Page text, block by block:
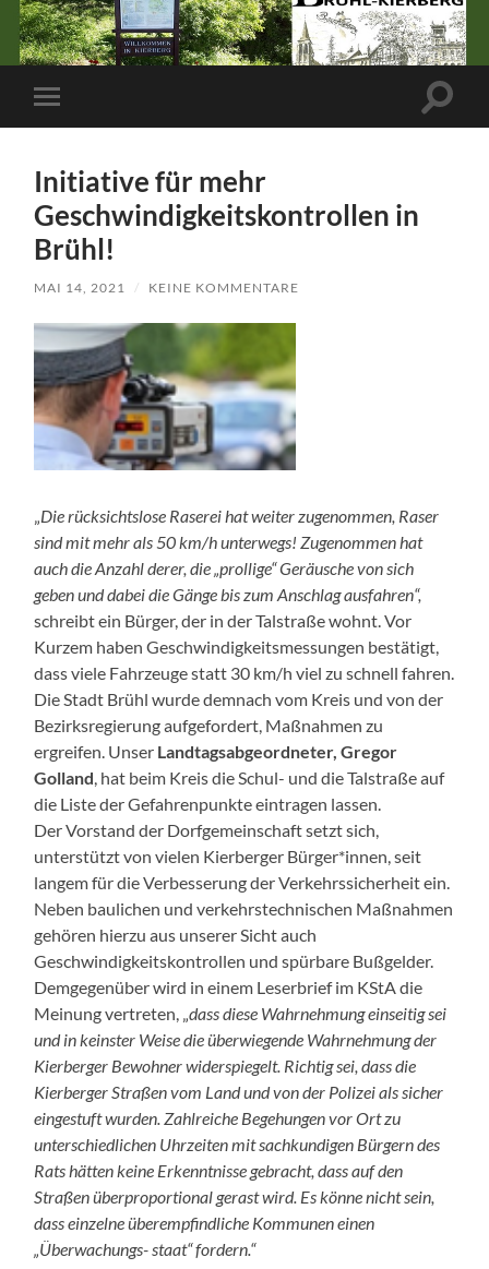
Mobile-
Menü
Initiative für mehr
Geschwindigkeitskontrollen in
Brühl!
MAI 14, 2021 / KEINE KOMMENTARE
„Die rücksichtslose Raserei hat weiter zugenommen, Raser
sind mit mehr als 50 km/hunterwegs! Zugenommen hat
auch die Anzahl derer, die „prollige“ Geräusche von sich
geben und dabei die Gänge bis zum Anschlag ausfahren“,
schreibt ein Bürger, der in der Talstraße wohnt. Vor
Kurzem haben Geschwindigkeitsmessungen bestätigt,
dass viele Fahrzeuge statt 30 km/h viel zu schnell fahren.
Die Stadt Brühl wurde demnach vom Kreis und von der
Bezirksregierung aufgefordert, Maßnahmen zu
ergreifen. Unser Landtagsabgeordneter, Gregor
Golland, hat beim Kreis die Schul- und die Talstraße auf
die Liste der Gefahrenpunkte eintragen lassen.
Der Vorstand der Dorfgemeinschaft setzt sich,
unterstützt von vielen Kierberger Bürger*innen, seit
langem für die Verbesserung der Verkehrssicherheit ein.
Neben baulichen und verkehrstechnischen Maßnahmen
gehören hierzu aus unserer Sicht auch
Geschwindigkeitskontrollen und spürbare Bußgelder.
Demgegenüber wird in einem Leserbrief im KStA die
Meinung vertreten, „dass diese Wahrnehmung einseitig sei
und in keinster Weise die überwiegende Wahrnehmung der
Kierberger Bewohner widerspiegelt. Richtig sei, dass die
Kierberger Straßen vom Land und von der Polizei als sicher
eingestuft wurden. Zahlreiche Begehungen vor Ort zu
unterschiedlichen Uhrzeiten mit sachkundigen Bürgern des
Rats hätten keine Erkenntnisse gebracht, dass auf den
Straßen überproportional gerast wird. Es könne nicht sein,
dass einzelne überempfindliche Kommunen einen
„Überwachungs- staat“ fordern.“